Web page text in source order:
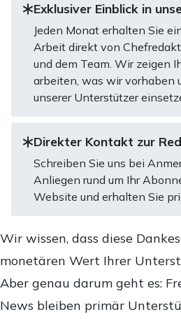
Exklusiver Einblick in
Jeden Monat erhalten Sie
Arbeit direkt von
und dem Team. Wir zeigen
arbeiten, was wir vorhaben
unserer Unterstützer
Direkter Kontakt zur
Schreiben Sie uns bei
Anliegen rund um Ihr
Website und erhalten Sie
Wir wissen, dass diese
monetären Wert Ihrer
Aber genau darum geht es:
News bleiben primär